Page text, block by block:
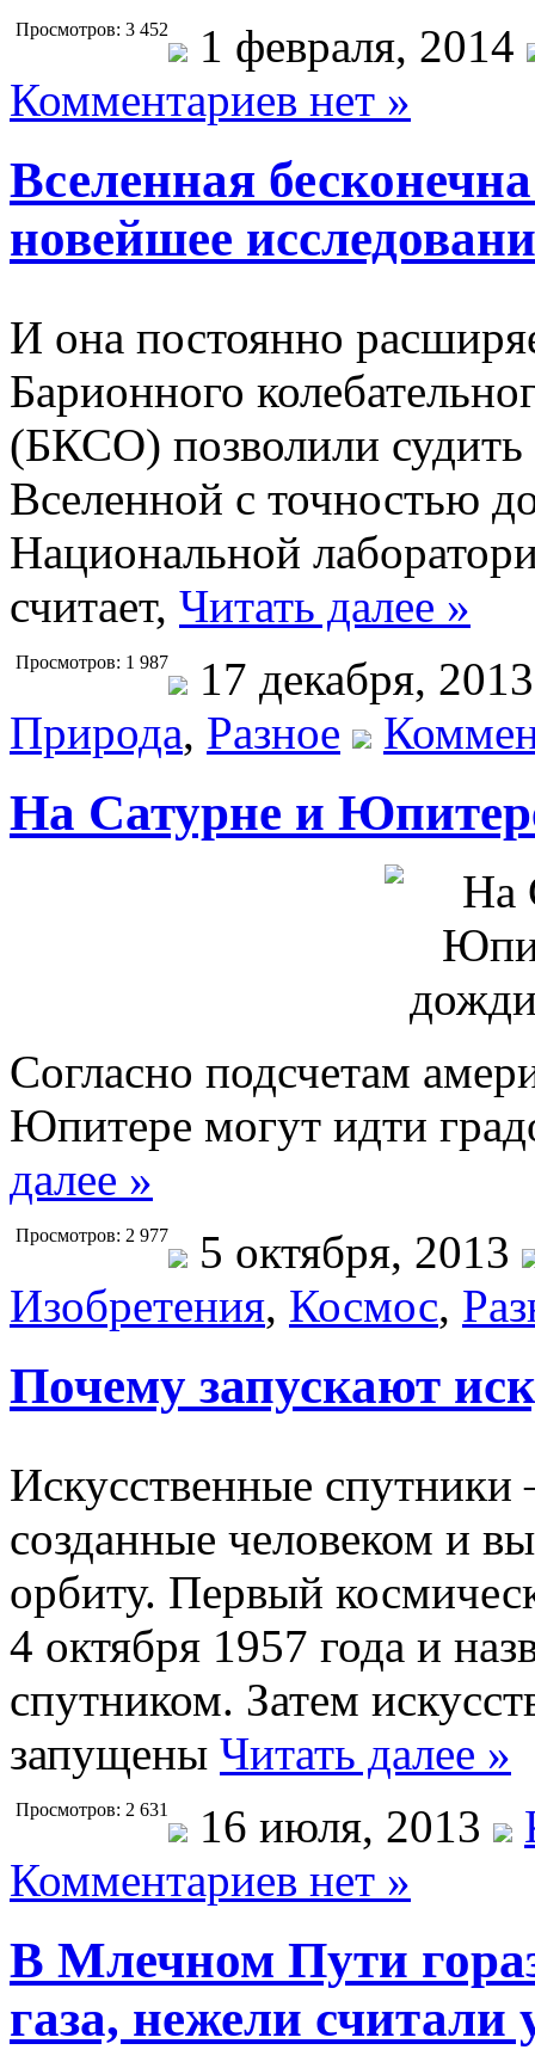
Просмотров: 3 452
1 февраля, 2014
Комментариев нет »
Вселенная
новейшее
И она постоянно
Барионного
(БКСО) позволили
Вселенной с точностью
Национальной
считает, Читать далее »
Просмотров: 1 987
17 декабря,
Природа, Разное
На Сатурне и
Согласно подсчетам
Юпитере могут идти
далее »
Просмотров: 2 977
5 октября, 2013
Изобретения, Космос,
Почему запускают
Искусственные спутники
созданные человеком и
орбиту. Первый
4 октября 1957 года и
спутником. Затем
запущены Читать далее »
Просмотров: 2 631 16 июля, 2013
Комментариев нет »
В Млечном Пути
газа, нежели считали